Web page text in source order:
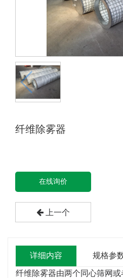
纤维除雾器
在线询价
上一个
详细内容 规格参
纤维除雾器由两个同心筛网